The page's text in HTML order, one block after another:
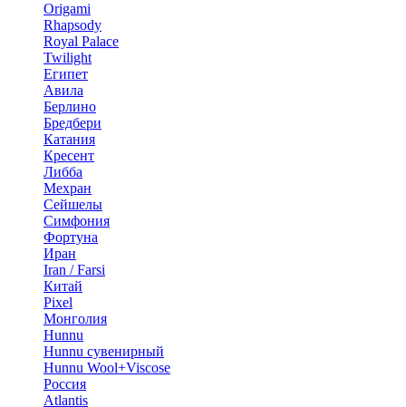
Origami
Rhapsody
Royal Palace
Twilight
Египет
Авила
Берлино
Бредбери
Катания
Кресент
Либба
Мехран
Сейшелы
Симфония
Фортуна
Иран
Iran / Farsi
Китай
Pixel
Монголия
Hunnu
Hunnu сувенирный
Hunnu Wool+Viscose
Россия
Atlantis